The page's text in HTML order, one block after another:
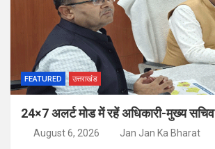
FEATURED उत्तराखंड
24×7 अलर्ट मोड में रहें अधिकारी-मुख्य सचिव
August 6, 2026 Jan Jan Ka Bharat